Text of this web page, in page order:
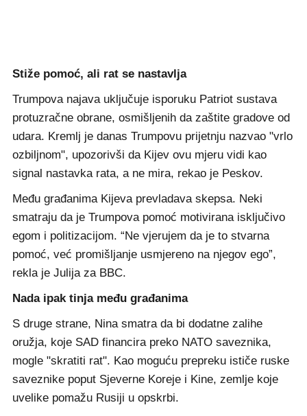
Stiže pomoć, ali rat se nastavlja
Trumpova najava uključuje isporuku Patriot sustava
protuzračne obrane, osmišljenih da zaštite gradove od
udara. Kremlj je danas Trumpovu prijetnju nazvao "vrlo
ozbiljnom", upozorivši da Kijev ovu mjeru vidi kao
signal nastavka rata, a ne mira, rekao je Peskov.
Među građanima Kijeva prevladava skepsa. Neki
smatraju da je Trumpova pomoć motivirana isključivo
egom i politizacijom. “Ne vjerujem da je to stvarna
pomoć, već promišljanje usmjereno na njegov ego”,
rekla je Julija za BBC.
Nada ipak tinja među građanima
S druge strane, Nina smatra da bi dodatne zalihe
oružja, koje SAD financira preko NATO saveznika,
mogle "skratiti rat". Kao moguću prepreku ističe ruske
saveznike poput Sjeverne Koreje i Kine, zemlje koje
uvelike pomažu Rusiji u opskrbi.